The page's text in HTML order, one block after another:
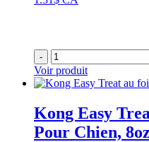
-
Voir produit
Kong Easy
Pour Chien,